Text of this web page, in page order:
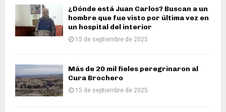
¿Dónde está Juan Carlos? Buscan a un
hombre que fue visto por última vez en
un hospital del interior
15 de septiembre de 2025
Más de 20 mil fieles peregrinaron al
Cura Brochero
15 de septiembre de 2025